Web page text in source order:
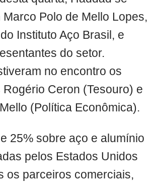
Marco Polo de Mello Lopes,
Instituto Aço Brasil, e
do setor.
no encontro os
Ceron (Tesouro) e
(Política Econômica).
25% sobre aço e alumínio
pelos Estados Unidos
os parceiros comerciais,